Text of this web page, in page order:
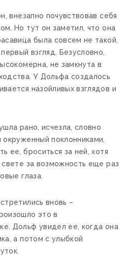
внезапно почувствовав себя
Но тут он заметил, что она
была совсем не такой,
взгляд. Безусловно,
не замкнута в
У Дольфа создалось
назойливых взглядов и
рано, исчезла, словно
поклонниками,
ее, броситься за ней, хотя
за возможность еще раз
глаза.
вновь –
это в
Дольф увидел ее, когда она
а потом с улыбкой